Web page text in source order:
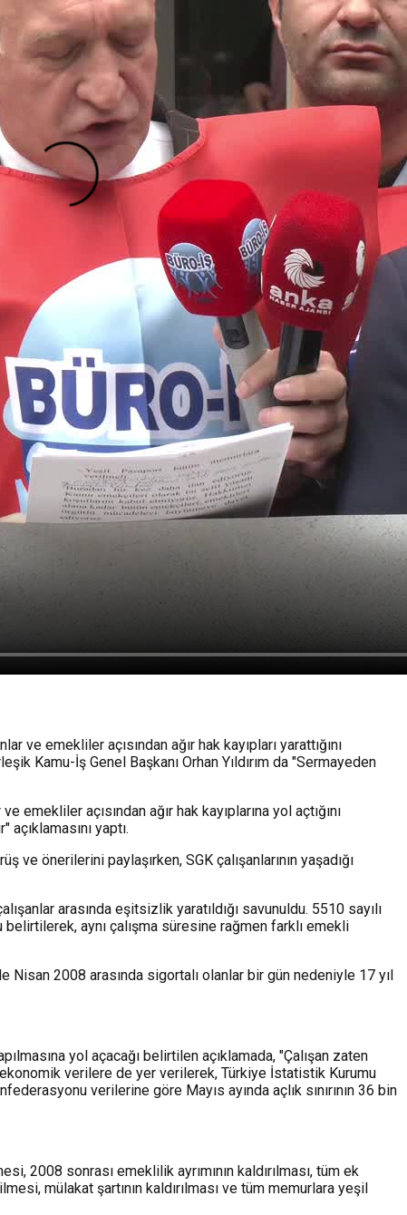
ve emekliler açısından ağır hak kayıpları yarattığını
Kamu-İş Genel Başkanı Orhan Yıldırım da "Sermayeden
açısından ağır hak kayıplarına yol açtığını
yaptı.
önerilerini paylaşırken, SGK çalışanlarının yaşadığı
arasında eşitsizlik yaratıldığı savunuldu. 5510 sayılı
belirtilerek, aynı çalışma süresine rağmen farklı emekli
Nisan 2008 arasında sigortalı olanlar bir gün nedeniyle 17 yıl
yol açacağı belirtilen açıklamada, "Çalışan zaten
verilere de yer verilerek, Türkiye İstatistik Kurumu
verilerine göre Mayıs ayında açlık sınırının 36 bin
2008 sonrası emeklilik ayrımının kaldırılması, tüm ek
mülakat şartının kaldırılması ve tüm memurlara yeşil